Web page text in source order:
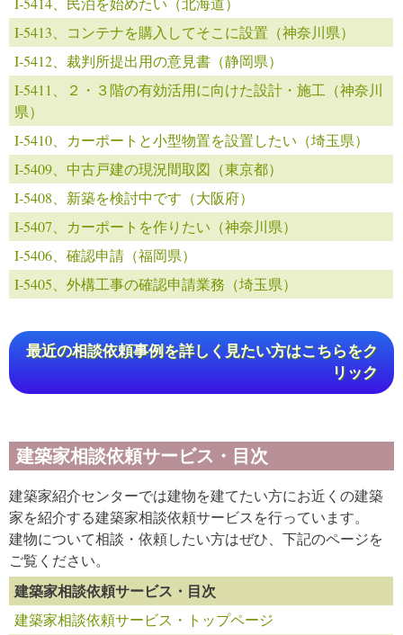
I-5413、コンテナを購入してそこに設置（神奈川県）
I-5412、裁判所提出用の意見書（静岡県）
I-5411、２・３階の有効活用に向けた設計・施工（神奈川
県）
I-5410、カーポートと小型物置を設置したい（埼玉県）
I-5409、中古戸建の現況間取図（東京都）
I-5408、新築を検討中です（大阪府）
I-5407、カーポートを作りたい（神奈川県）
I-5406、確認申請（福岡県）
I-5405、外構工事の確認申請業務（埼玉県）
最近の相談依頼事例を詳しく見たい方はこちらをク
リック
建築家相談依頼サービス・目次
建築家紹介センターでは建物を建てたい方にお近くの建築
家を紹介する建築家相談依頼サービスを行っています。
建物について相談・依頼したい方はぜひ、下記のページを
ご覧ください。
建築家相談依頼サービス・目次
建築家相談依頼サービス・トップページ